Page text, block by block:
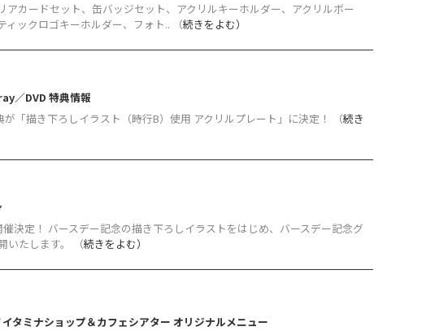
カードセット、缶バッジセット、アクリルキーホルダー、アクリルボー
ィックロゴキーホルダー、フォト.. （続きをよむ）
／DVD 特典情報
「描き下ろしイラスト（時行B）使用 アクリルプレート」に決定！ （続き
決定！ バースデー記念の描き下ろしイラストをはじめ、バースデー記念グ
いたします。 （続きをよむ）
タミナショップ＆カフェシアター オリジナルメニュー